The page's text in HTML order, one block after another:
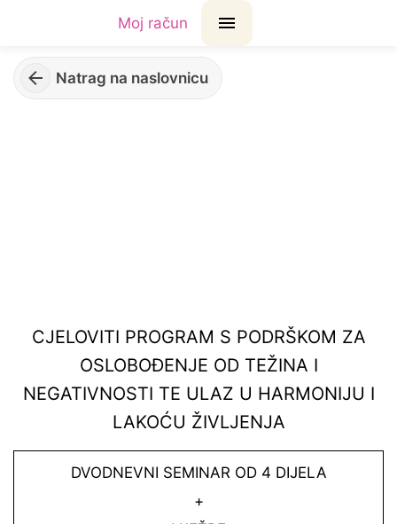
Moj račun
Natrag na naslovnicu
CJELOVITI PROGRAM S PODRŠKOM ZA
OSLOBOĐENJE OD TEŽINA I
NEGATIVNOSTI TE ULAZ U HARMONIJU I
LAKOĆU ŽIVLJENJA
DVODNEVNI SEMINAR OD 4 DIJELA
+